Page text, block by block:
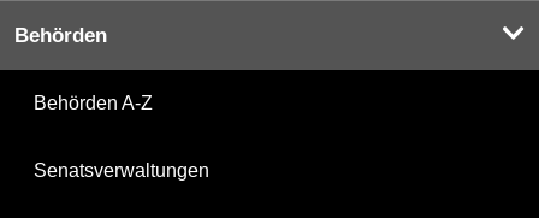
Behörden
Behörden A-Z
Senatsverwaltungen